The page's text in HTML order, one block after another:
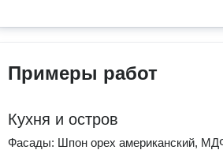
Примеры работ
Кухня и остров
Фасады: Шпон орех американский,